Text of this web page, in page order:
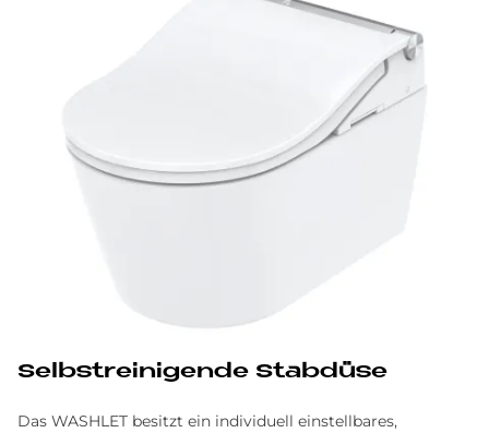
Selbst­rei­ni­gen­de Stab­düse
Das WASHLET besitzt ein individuell einstellbares,